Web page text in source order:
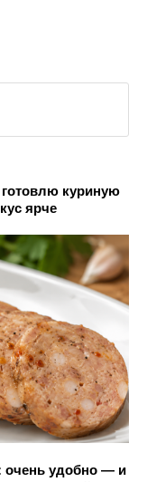
готовлю куриную
ярче
очень удобно — и